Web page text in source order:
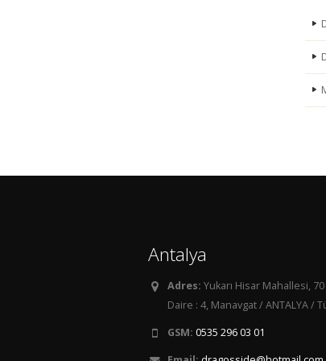
Antalya
Adres: Yukarı Hisar Mahallesi,
Daire : 4, Manavgat / ANTALYA /
GSM: 0535 296 03 01